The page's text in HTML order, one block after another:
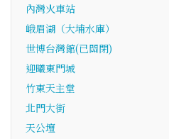
內灣火車站
峨眉湖（大埔水庫）
世博台灣館(已關閉)
迎曦東門城
竹東天主堂
北門大街
天公壇